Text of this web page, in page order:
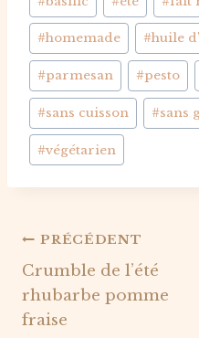
de
la
publication :
#homemade #huile
#parmesan #pesto
#sans cuisson #sans
#végétarien
Navigation
de
l’article
PRÉCÉDENT
Crumble de l’été
rhubarbe pomme
fraise